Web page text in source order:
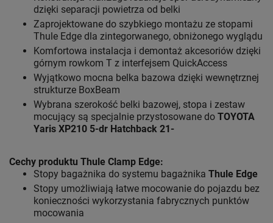
dzięki separacji powietrza od belki
Zaprojektowane do szybkiego montażu ze stopami
Thule Edge dla zintegorwanego, obniżonego wyglądu
Komfortowa instalacja i demontaż akcesoriów dzięki
górnym rowkom T z interfejsem QuickAccess
Wyjątkowo mocna belka bazowa dzięki wewnętrznej
strukturze BoxBeam
Wybrana szerokość belki bazowej, stopa i zestaw
mocujący są specjalnie przystosowane do TOYOTA
Yaris XP210 5-dr Hatchback 21-
Cechy produktu Thule Clamp Edge:
Stopy bagażnika do systemu bagażnika Thule Edge
Stopy umożliwiają łatwe mocowanie do pojazdu bez
konieczności wykorzystania fabrycznych punktów
mocowania